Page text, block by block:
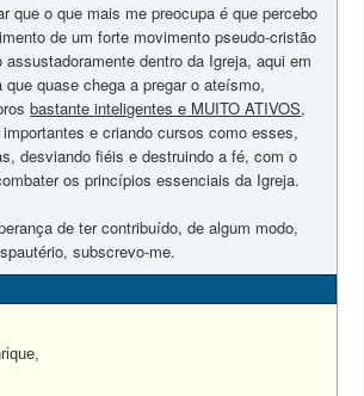
que o que mais me preocupa é que percebo
de um forte movimento pseudo-cristão
dentro da Igreja, aqui em
quase chega a pregar o ateísmo,
bastante inteligentes e MUITO ATIVOS,
e criando cursos como esses,
desviando fiéis e destruindo a fé, com o
os princípios essenciais da Igreja.
de ter contribuído, de algum modo,
subscrevo-me.